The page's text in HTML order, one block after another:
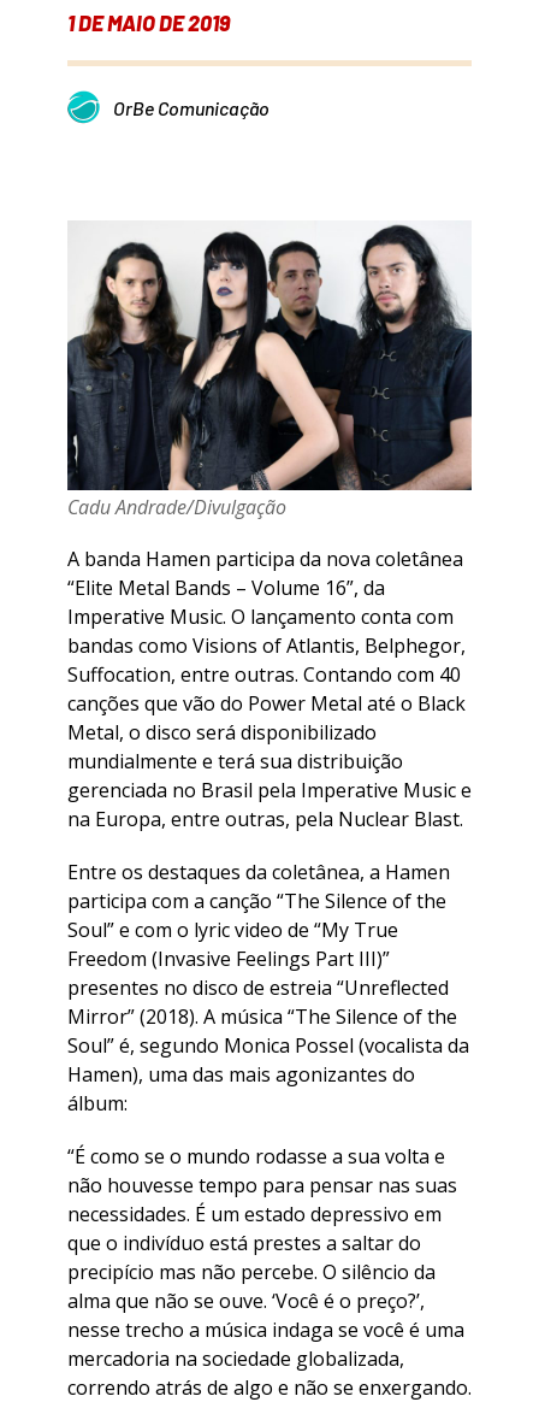
1 DE MAIO DE 2019
OrBe Comunicação
Cadu Andrade/Divulgação
A banda Hamen participa da nova coletânea
“Elite Metal Bands – Volume 16”, da
Imperative Music. O lançamento conta com
bandas como Visions of Atlantis, Belphegor,
Suffocation, entre outras. Contando com 40
canções que vão do Power Metal até o Black
Metal, o disco será disponibilizado
mundialmente e terá sua distribuição
gerenciada no Brasil pela Imperative Music e
na Europa, entre outras, pela Nuclear Blast.
Entre os destaques da coletânea, a Hamen
participa com a canção “The Silence of the
Soul” e com o lyric video de “My True
Freedom (Invasive Feelings Part III)”
presentes no disco de estreia “Unreflected
Mirror” (2018). A música “The Silence of the
Soul” é, segundo Monica Possel (vocalista da
Hamen), uma das mais agonizantes do
álbum:
“É como se o mundo rodasse a sua volta e
não houvesse tempo para pensar nas suas
necessidades. É um estado depressivo em
que o indivíduo está prestes a saltar do
precipício mas não percebe. O silêncio da
alma que não se ouve. ‘Você é o preço?’,
nesse trecho a música indaga se você é uma
mercadoria na sociedade globalizada,
correndo atrás de algo e não se enxergando.